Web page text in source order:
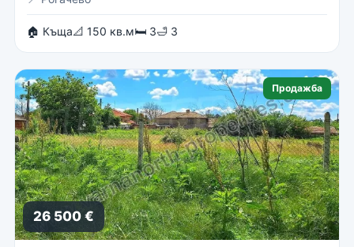
🏠 Къща📐 150 кв.м🛏 3🛁 3
Продажба
26 500 €